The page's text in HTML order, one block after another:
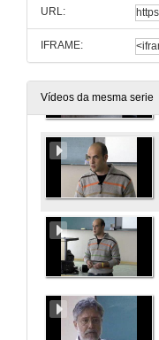
URL:
IFRAME:
Vídeos da mesma serie